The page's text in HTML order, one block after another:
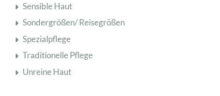
Sensible Haut
Sondergrößen/ Reisegrößen
Spezialpflege
Traditionelle Pflege
Unreine Haut